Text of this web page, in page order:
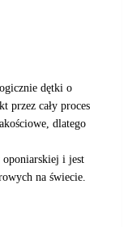
dętki o
przez cały proces
dlatego
oponiarskiej i jest
na świecie.